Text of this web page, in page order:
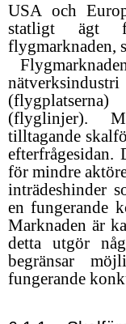
USA och
statligt ägt
flygmarknaden,
(flyglinjer).
tilltagande
efterfrågesidan.
för mindre
inträdeshinder
en fungerande
Marknaden är
detta utgör
begränsar
fungerande